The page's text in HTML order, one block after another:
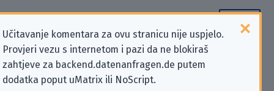
Učitavanje komentara za ovu stranicu nije uspjelo.
Provjeri vezu s internetom i pazi da ne blokiraš
zahtjeve za backend.datenanfragen.de putem
dodatka poput uMatrix ili NoScript.
Podaci kontakta „Zello, Inc.” koji se
odnose na zahtjeve za zaštitu